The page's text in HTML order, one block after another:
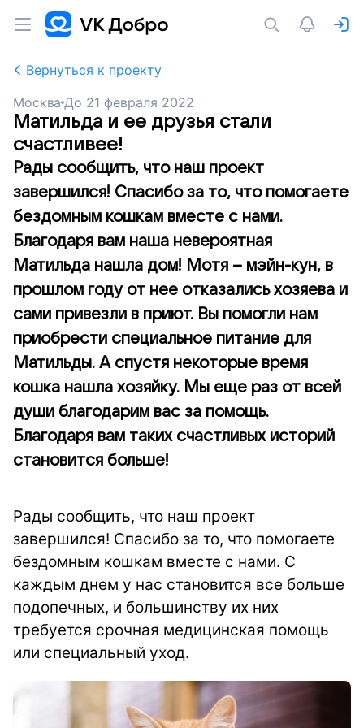
Вернуться к проекту
Москва До 21 февраля 2022
Матильда и ее друзья стали
счастливее!
Рады сообщить, что наш проект
завершился! Спасибо за то, что помогаете
бездомным кошкам вместе с нами.
Благодаря вам наша невероятная
Матильда нашла дом! Мотя – мэйн-кун, в
прошлом году от нее отказались хозяева и
сами привезли в приют. Вы помогли нам
приобрести специальное питание для
Матильды. А спустя некоторые время
кошка нашла хозяйку. Мы еще раз от всей
души благодарим вас за помощь.
Благодаря вам таких счастливых историй
становится больше!
Рады сообщить, что наш проект
завершился! Спасибо за то, что помогаете
бездомным кошкам вместе с нами. С
каждым днем у нас становится все больше
подопечных, и большинству их них
требуется срочная медицинская помощь
или специальный уход.